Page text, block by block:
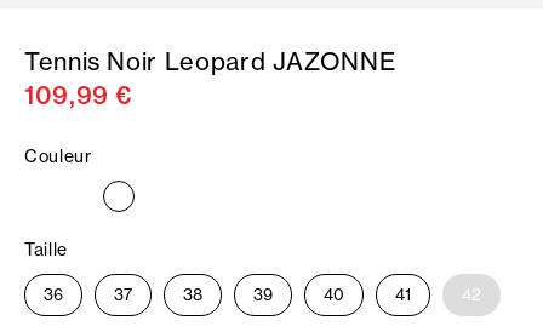
Tennis Noir Leopard JAZONNE
109,99 €
Couleur
Taille
36 37 38 39 40 41 42